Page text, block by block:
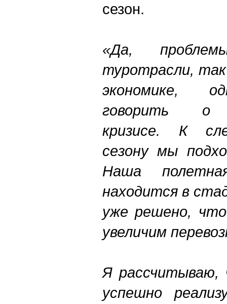
сезон.
«Да,
туротрасли, так
экономике,
говорить о
кризисе. К
сезону мы
Наша
находится в
уже решено,
увеличим
Я рассчитываю,
успешно